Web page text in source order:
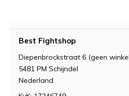
Best Fightshop
Diepenbrockstraat 6 (geen
5481 PM Schijndel
Nederland